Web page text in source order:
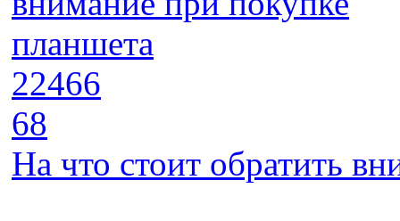
22466
68
На что стоит обратить